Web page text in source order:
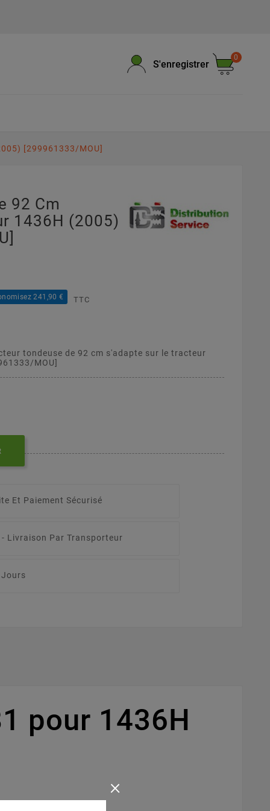
S'enregistrer
0
[299961333/MOU]
92 Cm
1436H (2005)
241,90 € TTC
tondeuse de 92 cm s'adapte sur le tracteur
MOU]
Et Paiement Sécurisé
Livraison Par Transporteur
Jours
pour 1436H
×